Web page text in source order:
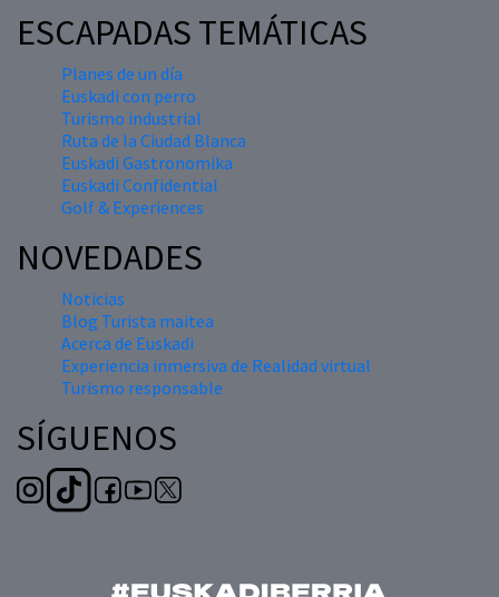
ESCAPADAS TEMÁTICAS
Planes de un día
Euskadi con perro
Turismo industrial
Ruta de la Ciudad Blanca
Euskadi Gastronomika
Euskadi Confidential
Golf & Experiences
NOVEDADES
Noticias
Blog Turista maitea
Acerca de Euskadi
Experiencia inmersiva de Realidad virtual
Turismo responsable
SÍGUENOS